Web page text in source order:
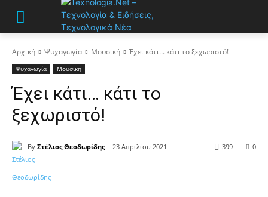
Αρχική Ψυχαγωγία Μουσική Έχει κάτι... κάτι το ξεχωριστό!
Ψυχαγωγία Μουσική
Έχει κάτι… κάτι το
ξεχωριστό!
By Στέλιος Θεοδωρίδης 23 Απριλίου 2021 0
399